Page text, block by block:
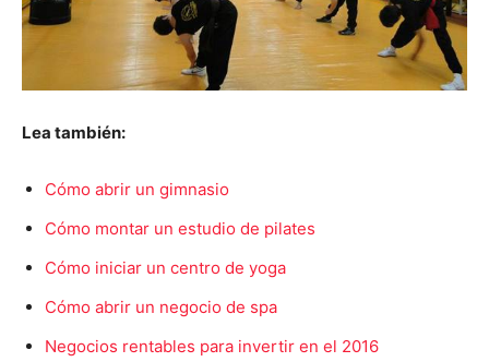
Lea también:
Cómo abrir un gimnasio
Cómo montar un estudio de pilates
Cómo iniciar un centro de yoga
Cómo abrir un negocio de spa
Negocios rentables para invertir en el 2016